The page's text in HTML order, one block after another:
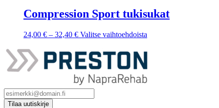
muunnelma.
Voit
valinnat
sivulla.
Compression Sport tukisukat
24,00 € – 32,40 €Hintaluokka:
-
32,40 €
Valitse vaihtoehdoista
on
muunnelma.
Voit